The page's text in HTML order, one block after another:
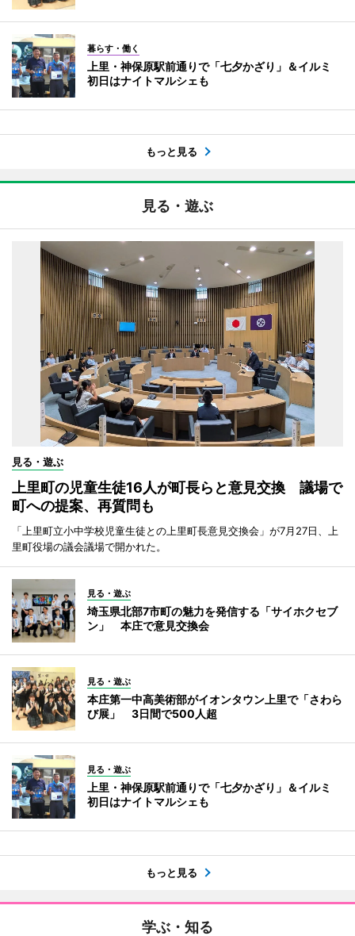
暮らす・働く
上里・神保原駅前通りで「七夕かざり」＆イルミ
初日はナイトマルシェも
もっと見る
見る・遊ぶ
見る・遊ぶ
上里町の児童生徒16人が町長らと意見交換 議場で
町への提案、再質問も
「上里町立小中学校児童生徒との上里町長意見交換会」が7月27日、上
里町役場の議会議場で開かれた。
見る・遊ぶ
埼玉県北部7市町の魅力を発信する「サイホクセブ
ン」 本庄で意見交換会
見る・遊ぶ
本庄第一中高美術部がイオンタウン上里で「さわら
び展」 3日間で500人超
見る・遊ぶ
上里・神保原駅前通りで「七夕かざり」＆イルミ
初日はナイトマルシェも
もっと見る
学ぶ・知る